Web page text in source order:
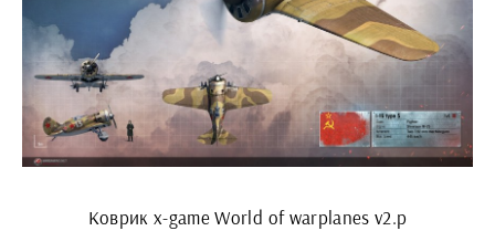
Коврик x-game World of warplanes v2.p